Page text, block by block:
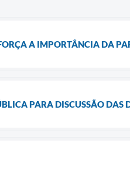
A IMPORTÂNCIA DA
PARA DISCUSSÃO DAS